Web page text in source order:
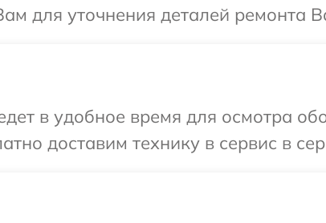
для уточнения деталей ремонта
в удобное время для осмотра
доставим технику в сервис в